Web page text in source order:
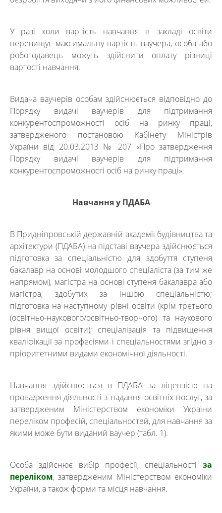
У разі коли вартість навчання в закладі освіти
перевищує максимальну вартість ваучера, особа або
роботодавець можуть здійснити оплату різниці
вартості навчання.
Видача ваучерів особам здійснюється відповідно до
Порядку видачі ваучерів для підтримання
конкурентоспроможності осіб на ринку праці,
затвердженого постановою Кабінету Міністрів
України від 20.03.2013 № 207 «Про затвердження
Порядку видачі ваучерів для підтримання
конкурентоспроможності осіб на ринку праці».
Навчання у ПДАБА
В Придніпровській державній академії будівництва та
архітектури (ПДАБА) на підставі ваучера здійснюється
підготовка за спеціальністю для здобуття ступеня
бакалавр на основі молодшого спеціаліста (за тим же
напрямом), магістра на основі ступеня бакалавра або
магістра, здобутих за іншою спеціальністю;
підготовка на наступному рівні освіти (крім третього
(освітньо-наукового/освітньо-творчого) та наукового
рівня вищої освіти); спеціалізація та підвищення
кваліфікації за професіями і спеціальностями згідно з
пріоритетними видами економічної діяльності.
Навчання здійснюється в ПДАБА за ліцензією на
провадження діяльності з надання освітніх послуг, за
затвердженим Міністерством економіки України
переліком професій, спеціальностей, для навчання за
якими може бути виданий ваучер (табл. 1).
Особа здійснює вибір професії, спеціальності за
переліком, затвердженим Міністерством економіки
України, а також форми та місця навчання.